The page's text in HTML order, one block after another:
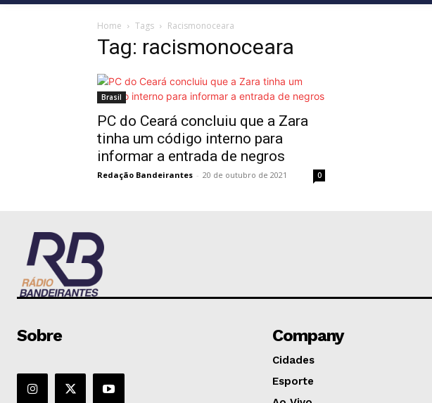
Home Tags Racismonoceara
Tag: racismonoceara
Brasil
PC do Ceará concluiu que a Zara
tinha um código interno para
informar a entrada de negros
Redação Bandeirantes - 20 de outubro de 2021 0
Sobre Company
Cidades
Esporte